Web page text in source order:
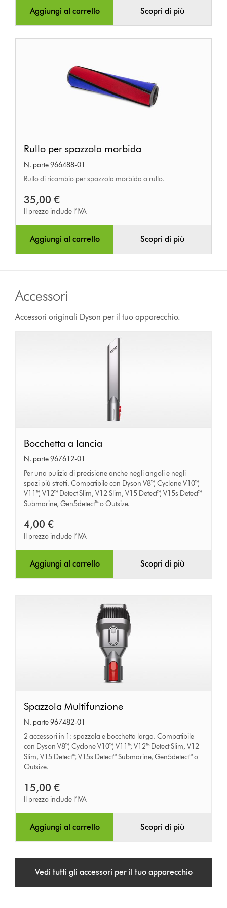
Aggiungi al carrello Scopri di più
per
spazzola
morbida
Rullo per spazzola morbida
N. parte 966488-01
Rullo di ricambio per spazzola morbida a rullo.
35,00 €
Il prezzo include l’IVA
Aggiungi al carrello Scopri di più
Accessori
Accessori originali Dyson per il tuo apparecchio.
Bocchetta
a
lancia
Bocchetta a lancia
N. parte 967612-01
Per una pulizia di precisione anche negli angoli e negli
spazi più stretti. Compatibile con Dyson V8™, Cyclone V10™,
V11™, V12™ Detect Slim, V12 Slim, V15 Detect™, V15s Detect™
Submarine, Gen5detect™ o Outsize.
4,00 €
Il prezzo include l’IVA
Aggiungi al carrello Scopri di più
Spazzola
Multifunzione
Spazzola Multifunzione
N. parte 967482-01
2 accessori in 1: spazzola e bocchetta larga. Compatibile
con Dyson V8™, Cyclone V10™, V11™, V12™ Detect Slim, V12
Slim, V15 Detect™, V15s Detect™ Submarine, Gen5detect™ o
Outsize.
15,00 €
Il prezzo include l’IVA
Aggiungi al carrello Scopri di più
Vedi tutti gli accessori per il tuo apparecchio